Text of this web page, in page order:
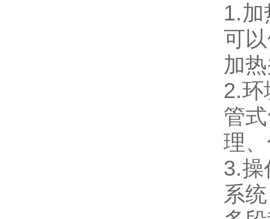
1.
可
加
2.环
管
理
3.操
系